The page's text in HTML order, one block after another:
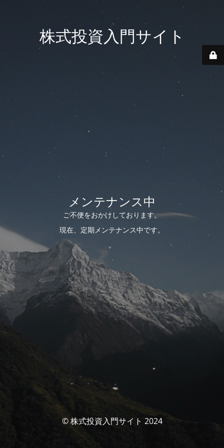
株式投資入門サイト
メンテナンス中
ご不便をおかけしております。
現在、定期メンテナンス中です。
。
© 株式投資入門サイト 2024